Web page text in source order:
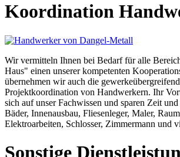
Koordination
Wir vermitteln Ihnen bei Bedarf für alle
Haus" einen unserer kompetenten
übernehmen wir auch die
Projektkoordination von Handwerkern. Ihr
sich auf unser Fachwissen und sparen Zeit
Bäder, Innenausbau, Fliesenleger, Maler,
Elektroarbeiten, Schlosser, Zimmermann und
Sonstige